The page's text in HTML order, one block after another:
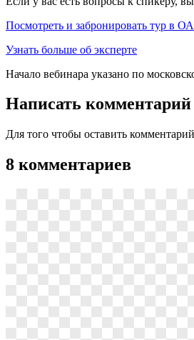
Посмотреть и забронировать тур в
Узнать больше об эксперте
Начало вебинара указано по
Написать комментарий
Для того чтобы оставить
8 комментариев